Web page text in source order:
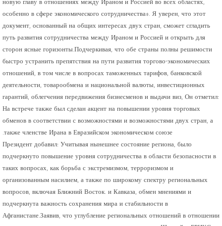
особенно в сфере экономического сотрудничества». Я уверен, что этот
документ, основанный на общих интересах двух стран, сможет сгладить
путь развития сотрудничества между Ираном и Россией и открыть для
сторон ясные горизонты.Подчеркивая, что обе страны полны решимости
быстро устранить препятствия на пути развития торгово-экономических
отношений, в том числе в вопросах таможенных тарифов, банковской
деятельности, товарообмена и национальной валюты, инвестиционных
гарантий, облегчения передвижения бизнесменов и выдачи виз, Он отметил:
На встрече также был сделан акцент на повышении уровня торговых
обменов в соответствии с возможностями и возможностями двух стран, а
также членстве Ирана в Евразийском экономическом союзе.
Президент добавил: Учитывая нынешнее состояние региона, было
подчеркнуто повышение уровня сотрудничества в области безопасности в
таких вопросах, как борьба с экстремизмом, терроризмом и
организованным насилием, а также по широкому спектру региональных
вопросов, включая Ближний Восток. и Кавказа, обмен мнениями и
подчеркнута важность сохранения мира и стабильности в
Афганистане.Заявив, что углубление региональных отношений в отношении